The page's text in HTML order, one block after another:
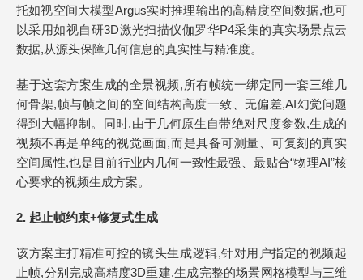
托如视空间大模型Argus实时推理输出的高精度空间数据,也可
以采用如视自研3D激光扫描仪伽罗华P4采集的真实场景点云
数据,从源头保障几何信息的真实性与精准度。
基于这套方案生成的全景视频,所有帧统一绑定同一套三维几
何骨架,帧与帧之间的空间结构高度一致、无偏差,AI幻觉问题
得到大幅抑制。同时,由于几何原生自带绝对尺度参数,生成的
视频不再是单纯的视觉画面,而是具备可测量、可复刻的真实
空间属性,也是目前行业内几何一致性最强、最贴合“物理AI”核
心要求的视频生成方案。
2. 起止帧约束+修复式生成
该方案主打精准可控的镜头生成逻辑,针对用户指定的视频起
止帧,分别完成高精度3D重建,生成完整的场景网格模型与三维